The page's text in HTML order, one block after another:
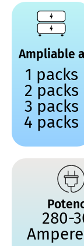
Ampliable a
1 packs
2 packs
3 packs
4 packs
280-